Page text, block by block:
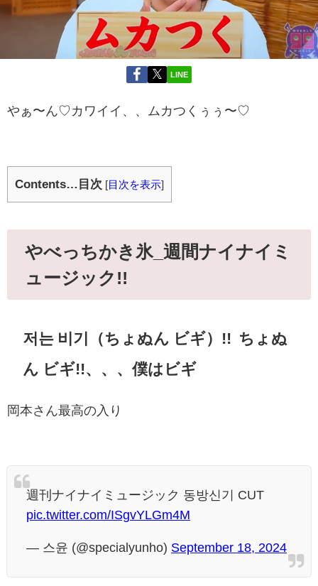
LINE
やぁ〜ん♡カワイイ、、ムカつくぅぅ〜♡
Contents…目次 [ 目次を表示]
やべっちかき氷_週間ナイナイミ
ュージック!!
저는 비기（ちょぬん ビギ）!! ちょぬ
ん ビギ!!、、、僕はビギ
岡本さん最高の入り
週刊ナイナイミュージック 동방신기 CUT
pic.twitter.com/ISgvYLGm4M
— 스윤 (@specialyunho) September 18, 2024